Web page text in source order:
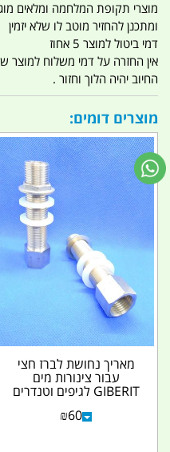
מוצרי תקופת המלחמה ומלאים
ומתכנן להחזיר מוטב לו שלא יזמין
דמי ביטול למוצר 5 אחוז
אין החזרה על דמי משלוח
החיוב יהיה הלוך וחזור .
מוצרים דומים:
מאריך נחושת לברז חצי
עבור צינורות מים
GIBERIT לגיפים וטנדרים
₪60